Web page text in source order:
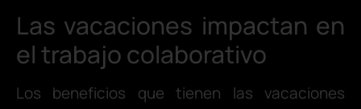
Las vacaciones impactan en
el trabajo colaborativo
Los beneficios que tienen las vacaciones